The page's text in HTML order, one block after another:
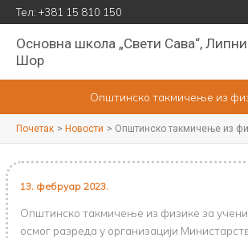
Пређи
на
садржај
Тел: +381 15 810 150
Основна школа „Свети Сава“,
Шор
Општинско такмичење из
Почетак Новости Општинско такмичење из
13. фебруар 2023.
Општинско такмичење из физике за
осмог разреда у организацији